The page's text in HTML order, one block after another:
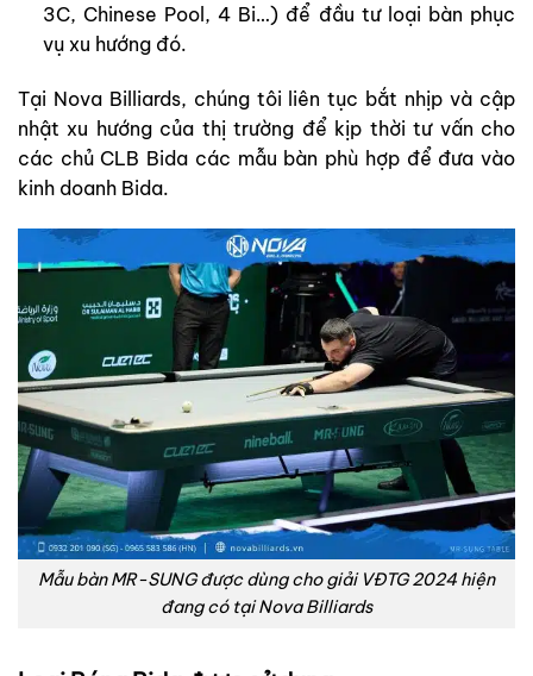
3C, Chinese Pool, 4 Bi…) để đầu tư loại bàn phục
vụ xu hướng đó.
Tại Nova Billiards, chúng tôi liên tục bắt nhịp và cập
nhật xu hướng của thị trường để kịp thời tư vấn cho
các chủ CLB Bida các mẫu bàn phù hợp để đưa vào
kinh doanh Bida.
Mẫu bàn MR-SUNG được dùng cho giải VĐTG 2024 hiện
đang có tại Nova Billiards